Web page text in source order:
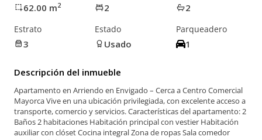
62.00 m2 2 2
Estrato
3
Estado
Usado
Parqueadero
1
Descripción del inmueble
Apartamento en Arriendo en Envigado – Cerca a Centro Comercial
Mayorca Vive en una ubicación privilegiada, con excelente acceso a
transporte, comercio y servicios. Características del apartamento: 2
Baños 2 habitaciones Habitación principal con vestier Habitación
auxiliar con clóset Cocina integral Zona de ropas Sala comedor